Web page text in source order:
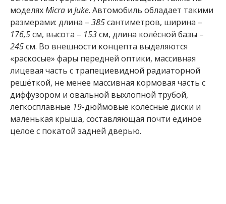
моделяхMicra и Juke. Автомобиль обладает такими
размерами: длина – 385сантиметров, ширина –
176,5см, высота – 153см, длина колёсной базы –
245см. Во внешности концепта выделяются
«раскосые» фары передней оптики, массивная
лицевая часть с трапециевидной радиаторной
решёткой, не менее массивная кормовая часть с
диффузором и овальной выхлопной трубой,
легкосплавные 19-дюймовые колёсные диски и
маленькая крыша, составляющая почти единое
целое с покатой задней дверью.